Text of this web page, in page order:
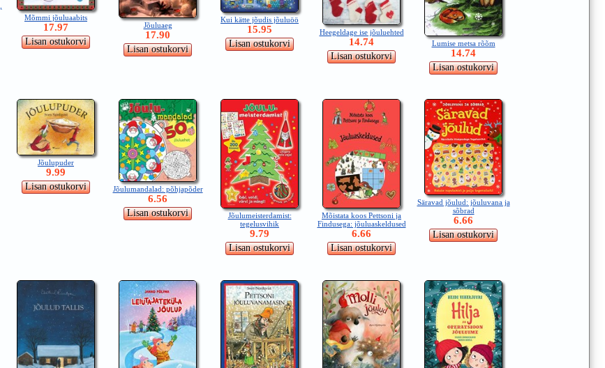
Mõmmi jõuluaabits
17.97 Jõuluaeg
17.90
Kui kätte jõudis jõuluöö
15.95 Heegeldage ise jõuluehted
14.74 Lumise metsa rõõm
14.74
Jõulupuder
9.99
Jõulumandalad: põhjapõder
6.56
Jõulumeisterdamist:
tegelusvihik
9.79
Mõistata koos Pettsoni ja
Findusega: jõuluaskeldused
6.66
Säravad jõulud: jõuluvana ja
sõbrad
6.66